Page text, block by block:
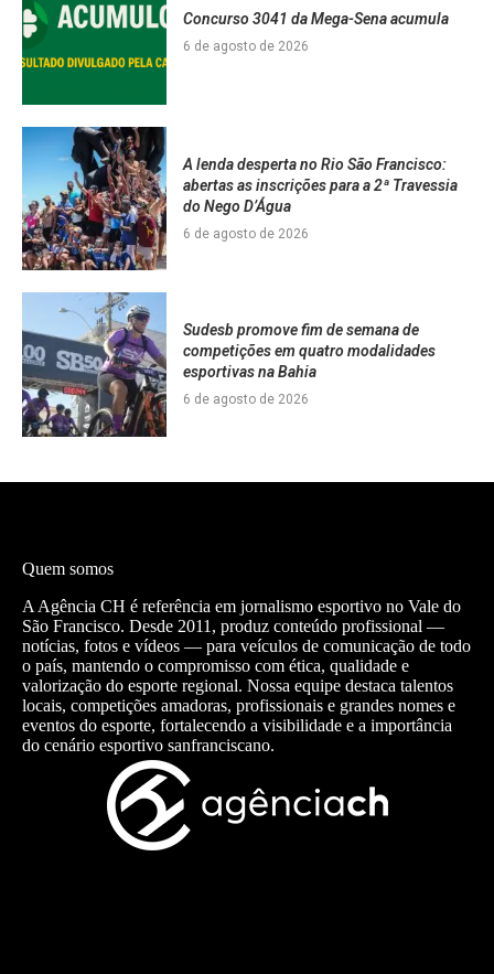
Concurso 3041 da Mega-Sena acumula
6 de agosto de 2026
A lenda desperta no Rio São Francisco:
abertas as inscrições para a 2ª Travessia
do Nego D’Água
6 de agosto de 2026
Sudesb promove fim de semana de
competições em quatro modalidades
esportivas na Bahia
6 de agosto de 2026
Quem somos
A Agência CH é referência em jornalismo esportivo no Vale do
São Francisco. Desde 2011, produz conteúdo profissional —
notícias, fotos e vídeos — para veículos de comunicação de todo
o país, mantendo o compromisso com ética, qualidade e
valorização do esporte regional. Nossa equipe destaca talentos
locais, competições amadoras, profissionais e grandes nomes e
eventos do esporte, fortalecendo a visibilidade e a importância
do cenário esportivo sanfranciscano.